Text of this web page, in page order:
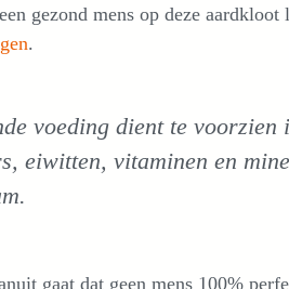
gezond mens op deze
.
voeding dient te voorzien
eiwitten, vitaminen en
gaat dat geen mens 100%